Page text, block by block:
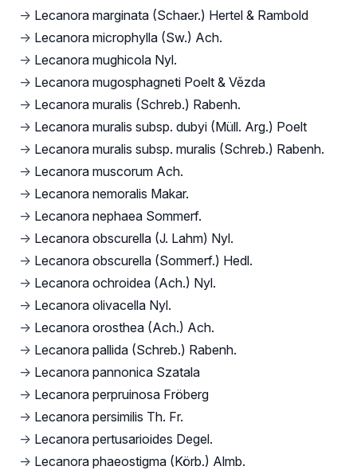
→ Lecanora marginata (Schaer.) Hertel & Rambold
→ Lecanora microphylla (Sw.) Ach.
→ Lecanora mughicola Nyl.
→ Lecanora mugosphagneti Poelt & Vězda
→ Lecanora muralis (Schreb.) Rabenh.
→ Lecanora muralis subsp. dubyi (Müll. Arg.) Poelt
→ Lecanora muralis subsp. muralis (Schreb.) Rabenh.
→ Lecanora muscorum Ach.
→ Lecanora nemoralis Makar.
→ Lecanora nephaea Sommerf.
→ Lecanora obscurella (J. Lahm) Nyl.
→ Lecanora obscurella (Sommerf.) Hedl.
→ Lecanora ochroidea (Ach.) Nyl.
→ Lecanora olivacella Nyl.
→ Lecanora orosthea (Ach.) Ach.
→ Lecanora pallida (Schreb.) Rabenh.
→ Lecanora pannonica Szatala
→ Lecanora perpruinosa Fröberg
→ Lecanora persimilis Th. Fr.
→ Lecanora pertusarioides Degel.
→ Lecanora phaeostigma (Körb.) Almb.